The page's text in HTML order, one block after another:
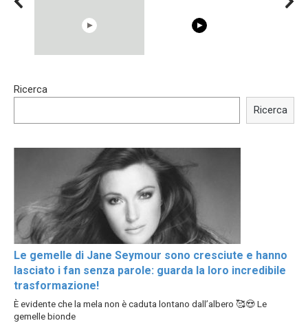
Trying BOLLYWOOD
Shocking illusion - Pretty
Ricerca
Ricerca
Le gemelle di Jane Seymour sono cresciute e hanno
lasciato i fan senza parole: guarda la loro incredibile
trasformazione!
È evidente che la mela non è caduta lontano dall’albero 🥰😍 Le
gemelle bionde